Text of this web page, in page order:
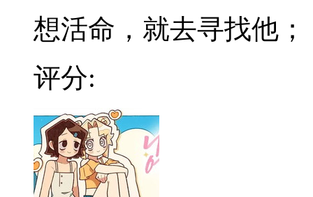
想活命，就去寻找他；
评分: